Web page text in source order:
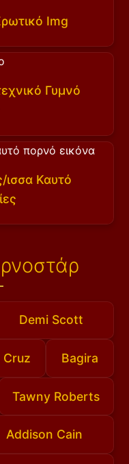
Img
Γυμνό
ισσα Καυτό
Demi Scott
Cruz Bagira
Tawny Roberts
Addison Cain